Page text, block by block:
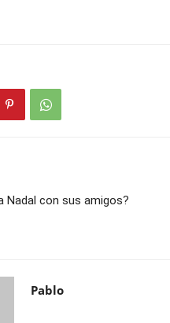
Nadal con sus amigos?
Pablo